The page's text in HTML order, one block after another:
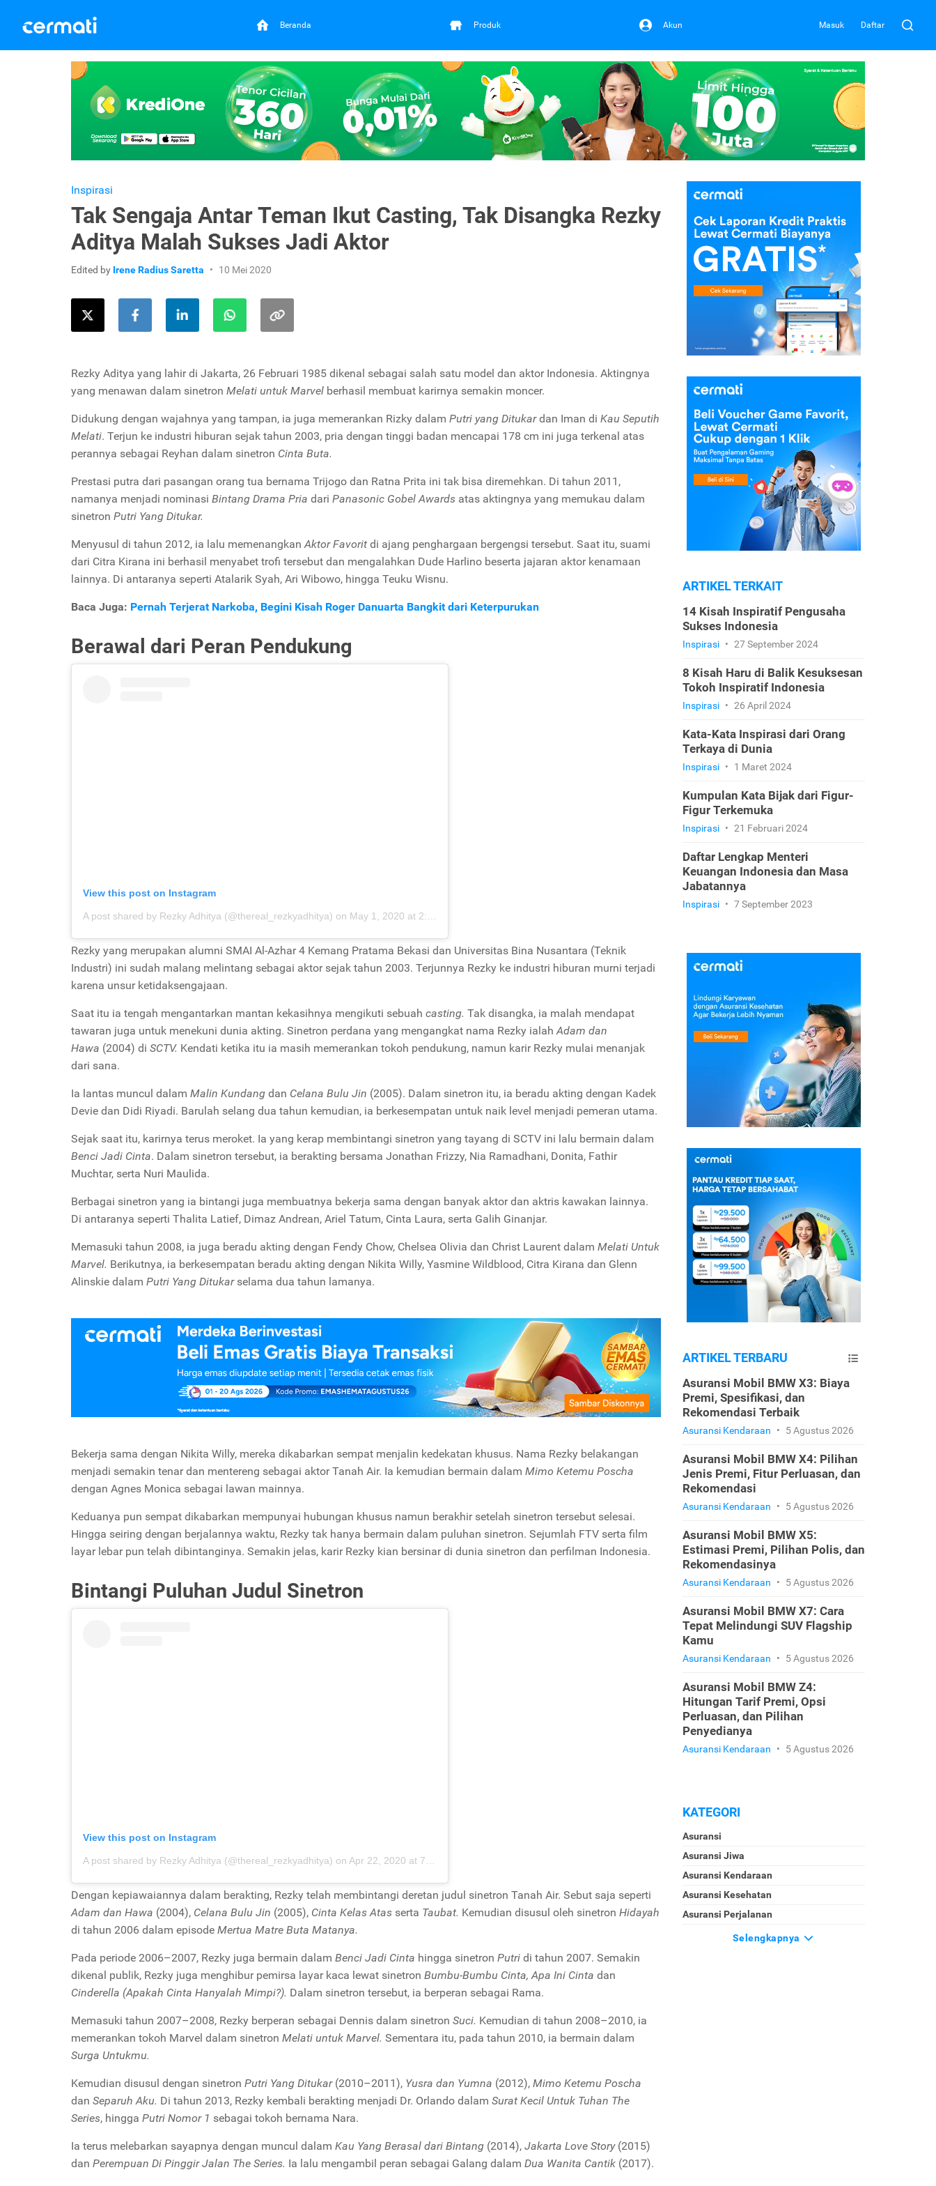
Beranda Produk Akun Masuk Daftar
Inspirasi
Tak Sengaja Antar Teman Ikut Casting, Tak Disangka Rezky
Aditya Malah Sukses Jadi Aktor
Edited by Irene Radius Saretta 10 Mei 2020
Rezky Aditya yang lahir di Jakarta, 26 Februari 1985 dikenal sebagai salah satu model dan aktor Indonesia. Aktingnya
yang menawan dalam sinetron Melati untuk Marvel berhasil membuat karirnya semakin moncer.
Didukung dengan wajahnya yang tampan, ia juga memerankan Rizky dalam Putri yang Ditukardan Iman di Kau Seputih
Melati. Terjun ke industri hiburan sejak tahun 2003, pria dengan tinggi badan mencapai 178 cm ini juga terkenal atas
perannya sebagai Reyhan dalam sinetron Cinta Buta.
Prestasi putra dari pasangan orang tua bernama Trijogo dan Ratna Prita ini tak bisa diremehkan. Di tahun 2011,
namanya menjadi nominasi Bintang Drama Pria dari Panasonic Gobel Awards atas aktingnya yang memukau dalam
sinetron Putri Yang Ditukar.
Menyusul di tahun 2012, ia lalu memenangkanAktor Favorit di ajang penghargaan bergengsi tersebut. Saat itu, suami
dari Citra Kirana ini berhasil menyabet trofi tersebut dan mengalahkan Dude Harlino beserta jajaran aktor kenamaan
lainnya. Di antaranya seperti Atalarik Syah, Ari Wibowo, hingga Teuku Wisnu.
Baca Juga: Pernah Terjerat Narkoba, Begini Kisah Roger Danuarta Bangkit dari Keterpurukan
Berawal dari Peran Pendukung
View this post on Instagram
A post shared by Rezky Adhitya (@thereal_rezkyadhitya) on May 1, 2020 at 2:08am PDT
Rezky yang merupakan alumni SMAI Al-Azhar 4 Kemang Pratama Bekasi dan Universitas Bina Nusantara (Teknik
Industri) ini sudah malang melintang sebagai aktor sejak tahun 2003. Terjunnya Rezky ke industri hiburan murni terjadi
karena unsur ketidaksengajaan.
Saat itu ia tengah mengantarkan mantan kekasihnya mengikuti sebuah casting. Tak disangka, ia malah mendapat
tawaran juga untuk menekuni dunia akting. Sinetron perdana yang mengangkat nama Rezky ialah Adam dan
Hawa (2004) di SCTV. Kendati ketika itu ia masih memerankan tokoh pendukung, namun karir Rezky mulai menanjak
dari sana.
Ia lantas muncul dalam Malin Kundang dan Celana Bulu Jin (2005). Dalam sinetron itu, ia beradu akting dengan Kadek
Devie dan Didi Riyadi. Barulah selang dua tahun kemudian, ia berkesempatan untuk naik level menjadi pemeran utama.
Sejak saat itu, karirnya terus meroket. Ia yang kerap membintangi sinetron yang tayang di SCTV ini lalu bermain dalam
Benci Jadi Cinta. Dalam sinetron tersebut, ia berakting bersama Jonathan Frizzy, Nia Ramadhani, Donita, Fathir
Muchtar, serta Nuri Maulida.
Berbagai sinetron yang ia bintangi juga membuatnya bekerja sama dengan banyak aktor dan aktris kawakan lainnya.
Di antaranya seperti Thalita Latief, Dimaz Andrean, Ariel Tatum, Cinta Laura, serta Galih Ginanjar.
Memasuki tahun 2008, ia juga beradu akting dengan Fendy Chow, Chelsea Olivia dan Christ Laurent dalam Melati Untuk
Marvel. Berikutnya, ia berkesempatan beradu akting dengan Nikita Willy, Yasmine Wildblood, Citra Kirana dan Glenn
Alinskie dalam Putri Yang Ditukarselama dua tahun lamanya.
Bekerja sama dengan Nikita Willy, mereka dikabarkan sempat menjalin kedekatan khusus. Nama Rezky belakangan
menjadi semakin tenar dan mentereng sebagai aktor Tanah Air. Ia kemudian bermain dalam Mimo Ketemu Poscha
dengan Agnes Monica sebagai lawan mainnya.
Keduanya pun sempat dikabarkan mempunyai hubungan khusus namun berakhir setelah sinetron tersebut selesai.
Hingga seiring dengan berjalannya waktu, Rezky tak hanya bermain dalam puluhan sinetron. Sejumlah FTV serta film
layar lebar pun telah dibintanginya. Semakin jelas, karir Rezky kian bersinar di dunia sinetron dan perfilman Indonesia.
Bintangi Puluhan Judul Sinetron
View this post on Instagram
A post shared by Rezky Adhitya (@thereal_rezkyadhitya) on Apr 22, 2020 at 7:50am PDT
Dengan kepiawaiannya dalam berakting, Rezky telah membintangi deretan judul sinetron Tanah Air. Sebut saja seperti
Adam dan Hawa (2004), Celana Bulu Jin (2005), Cinta Kelas Atas serta Taubat. Kemudian disusul oleh sinetron Hidayah
di tahun 2006 dalam episode Mertua Matre Buta Matanya.
Pada periode 2006–2007, Rezky juga bermain dalam Benci Jadi Cinta hingga sinetron Putri di tahun 2007. Semakin
dikenal publik, Rezky juga menghibur pemirsa layar kaca lewat sinetron Bumbu-Bumbu Cinta, Apa Ini Cinta dan
Cinderella (Apakah Cinta Hanyalah Mimpi?). Dalam sinetron tersebut, ia berperan sebagai Rama.
Memasuki tahun 2007–2008, Rezky berperan sebagai Dennis dalam sinetron Suci. Kemudian di tahun 2008–2010, ia
memerankan tokoh Marvel dalam sinetron Melati untuk Marvel. Sementara itu, pada tahun 2010, ia bermain dalam
Surga Untukmu.
Kemudian disusul dengan sinetron Putri Yang Ditukar(2010–2011), Yusra dan Yumna (2012), Mimo Ketemu Poscha
dan Separuh Aku. Di tahun 2013, Rezky kembali berakting menjadi Dr. Orlando dalam Surat Kecil Untuk Tuhan The
Series, hingga Putri Nomor 1 sebagai tokoh bernama Nara.
Ia terus melebarkan sayapnya dengan muncul dalam Kau Yang Berasal dari Bintang (2014), Jakarta Love Story(2015)
dan Perempuan Di Pinggir Jalan The Series. Ia lalu mengambil peran sebagai Galang dalam Dua Wanita Cantik (2017).
ARTIKEL TERKAIT
14 Kisah Inspiratif Pengusaha
Sukses Indonesia
Inspirasi • 27 September 2024
8 Kisah Haru di Balik Kesuksesan
Tokoh Inspiratif Indonesia
Inspirasi • 26 April 2024
Kata-Kata Inspirasi dari Orang
Terkaya di Dunia
Inspirasi • 1 Maret 2024
Kumpulan Kata Bijak dari Figur-
Figur Terkemuka
Inspirasi • 21 Februari 2024
Daftar Lengkap Menteri
Keuangan Indonesia dan Masa
Jabatannya
Inspirasi • 7 September 2023
ARTIKEL TERBARU
Asuransi Mobil BMW X3: Biaya
Premi, Spesifikasi, dan
Rekomendasi Terbaik
Asuransi Kendaraan • 5 Agustus 2026
Asuransi Mobil BMW X4: Pilihan
Jenis Premi, Fitur Perluasan, dan
Rekomendasi
Asuransi Kendaraan • 5 Agustus 2026
Asuransi Mobil BMW X5:
Estimasi Premi, Pilihan Polis, dan
Rekomendasinya
Asuransi Kendaraan • 5 Agustus 2026
Asuransi Mobil BMW X7: Cara
Tepat Melindungi SUV Flagship
Kamu
Asuransi Kendaraan • 5 Agustus 2026
Asuransi Mobil BMW Z4:
Hitungan Tarif Premi, Opsi
Perluasan, dan Pilihan
Penyedianya
Asuransi Kendaraan • 5 Agustus 2026
KATEGORI
Asuransi
Asuransi Jiwa
Asuransi Kendaraan
Asuransi Kesehatan
Asuransi Perjalanan
Selengkapnya